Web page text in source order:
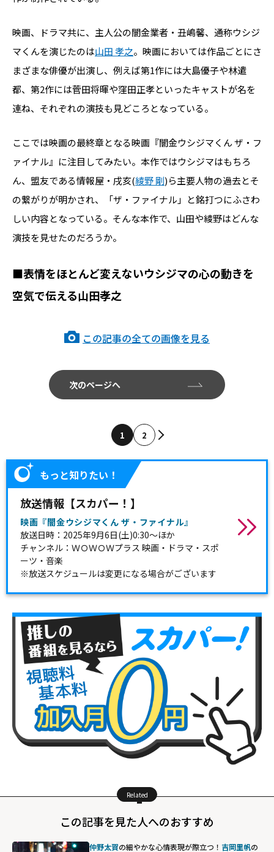
映画、ドラマ共に、主人公の闇金業者・丑嶋馨、通称ウシジ
マくんを演じたのは山田 孝之。映画においては作品ごとにさ
まざまな俳優が出演し、例えば第1作には大島優子や林遣
都、第2作には菅田将暉や窪田正孝といったキャストが名を
連ね、それぞれの演技も見どころとなっている。
ここでは映画の最終章となる映画『闇金ウシジマくん ザ・フ
ァイナル』に注目してみたい。本作ではウシジマはもちろ
ん、盟友である情報屋・戌亥(綾野 剛)ら主要人物の過去とそ
の繋がりが明かされ、「ザ・ファイナル」と銘打つにふさわ
しい内容となっている。そんな本作で、山田や綾野はどんな
演技を見せたのだろうか。
■表情をほとんど変えないウシジマの心の動きを
空気で伝える山田孝之
この記事の全ての画像を見る
次のページへ
1 2
もっと知りたい！
放送情報【スカパー！】
映画『闇金ウシジマくん ザ・ファイナル』
放送日時：2025年9月6日(土)0:30～ほか
チャンネル：ＷＯＷＯＷプラス 映画・ドラマ・スポ
ーツ・音楽
※放送スケジュールは変更になる場合がございます
Related
この記事を見た人へのおすすめ
仲野太賀の細やかな心情表現が際立つ！ 吉岡里帆の